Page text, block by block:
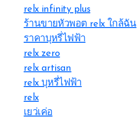
relx infinity plus
ร้านขายหัวพอต relx ใกล้ฉัน
ราคาบุหรี่ไฟฟ้า
relx zero
relx artisan
relx บุหรี่ไฟฟ้า
relx
เยว่เค่อ